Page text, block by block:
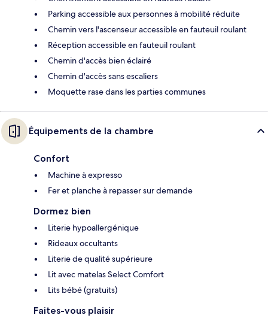
Parking accessible aux personnes à mobilité réduite
Chemin vers l'ascenseur accessible en fauteuil roulant
Réception accessible en fauteuil roulant
Chemin d'accès bien éclairé
Chemin d'accès sans escaliers
Moquette rase dans les parties communes
Équipements de la chambre
Confort
Machine à expresso
Fer et planche à repasser sur demande
Dormez bien
Literie hypoallergénique
Rideaux occultants
Literie de qualité supérieure
Lit avec matelas Select Comfort
Lits bébé (gratuits)
Faites-vous plaisir